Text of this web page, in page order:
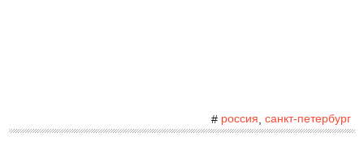
# россия санкт-петербург